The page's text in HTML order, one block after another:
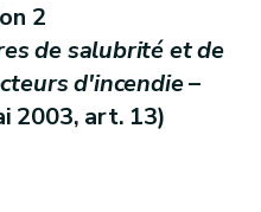
2
de salubrité et de
d'incendie–
2003, art. 13)